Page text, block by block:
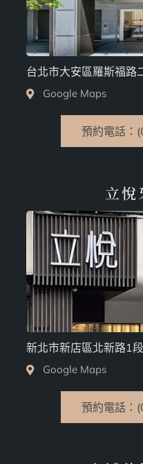
台北市大安區羅斯福路
Google Maps
預約電話
立悅
新北市新店區北新路1
Google Maps
預約電話